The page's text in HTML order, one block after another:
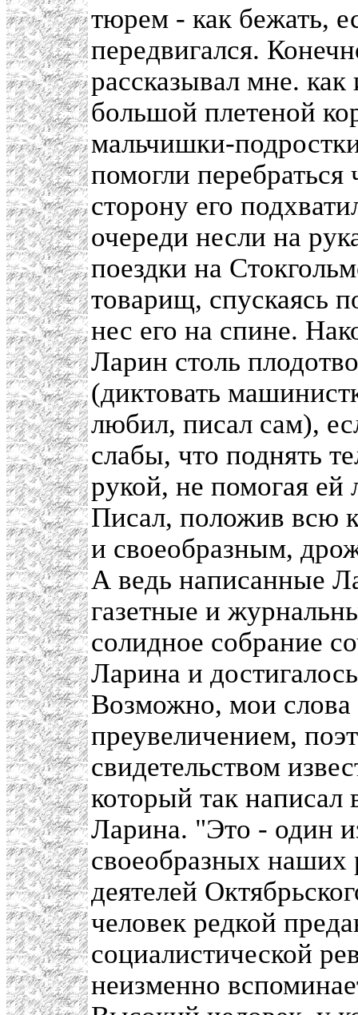
тюрем - как бежать,
передвигался.
рассказывал мне. как
большой плетеной
мальчишки-
помогли
сторону его
очереди несли на
поездки на
товарищ, спускаясь
нес его на спине.
Ларин столь
(диктовать
любил, писал сам),
слабы, что поднять
рукой, не помогая ей
Писал, положив всю
и своеобразным,
А ведь написанные
газетные и
солидное собрание
Ларина и
Возможно, мои
преувеличением,
свидетельством
который так
Ларина. "Это - один
своеобразных наших
деятелей
человек редкой
социалистической
неизменно